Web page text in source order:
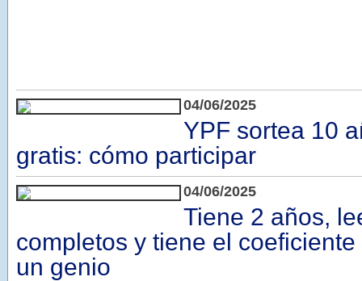
04/06/2025
YPF sortea 10
gratis: cómo participar
04/06/2025
Tiene 2 años,
completos y tiene el
un genio